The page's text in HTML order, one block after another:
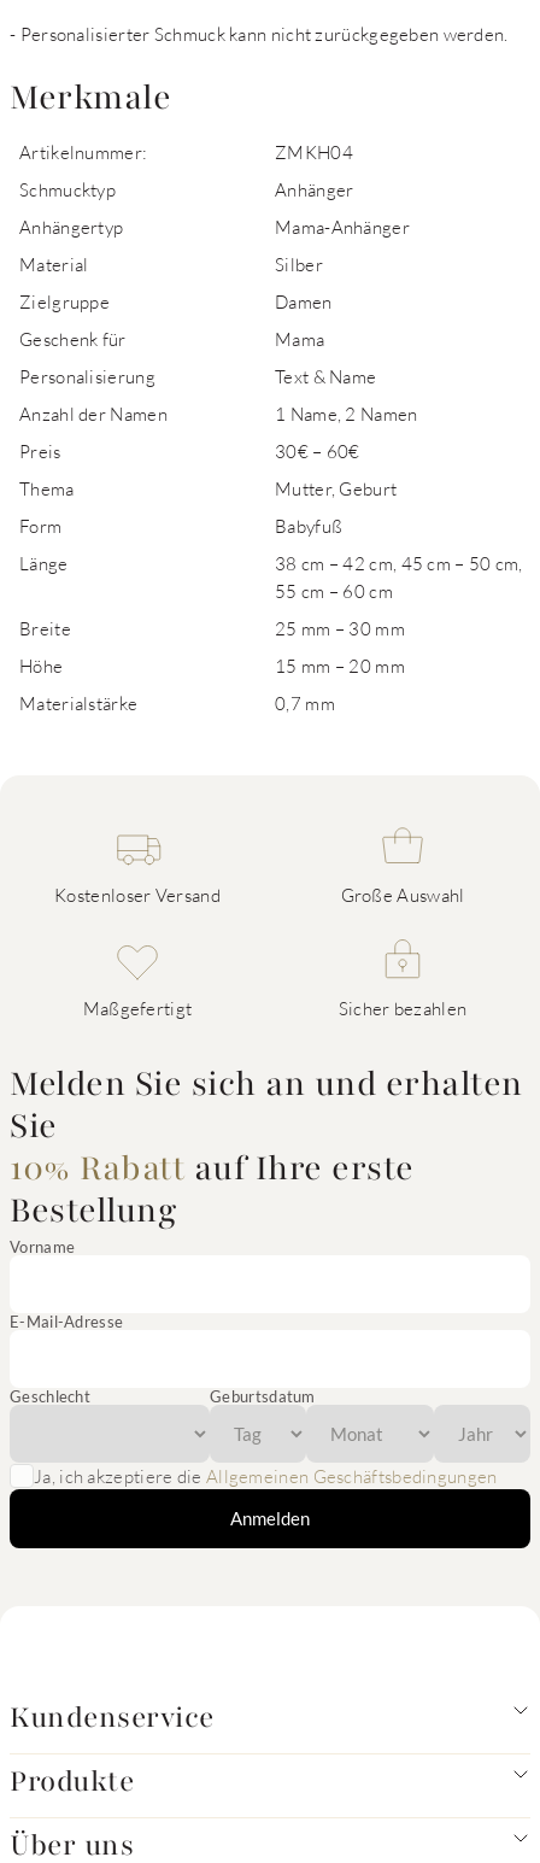
- Personalisierter Schmuck kann nicht zurückgegeben werden.
Merkmale
Artikelnummer:
ZMKH04
Schmucktyp
Anhänger
Anhängertyp
Mama-Anhänger
Material
Silber
Zielgruppe
Damen
Geschenk für
Mama
Personalisierung
Text & Name
Anzahl der Namen
1 Name, 2 Namen
Preis
30€ – 60€
Thema
Mutter, Geburt
Form
Babyfuß
Länge
38 cm – 42 cm, 45 cm – 50 cm,
55 cm – 60 cm
Breite
25 mm – 30 mm
Höhe
15 mm – 20 mm
Materialstärke
0,7 mm
Kostenloser Versand Große Auswahl
Maßgefertigt Sicher bezahlen
Melden Sie sich an und erhalten
Sie
10% Rabatt auf Ihre erste
Bestellung
Vorname
E-Mail-Adresse
Geschlecht Geburtsdatum
Ja, ich akzeptiere die Allgemeinen Geschäftsbedingungen
Anmelden
Kundenservice
Produkte
Über uns